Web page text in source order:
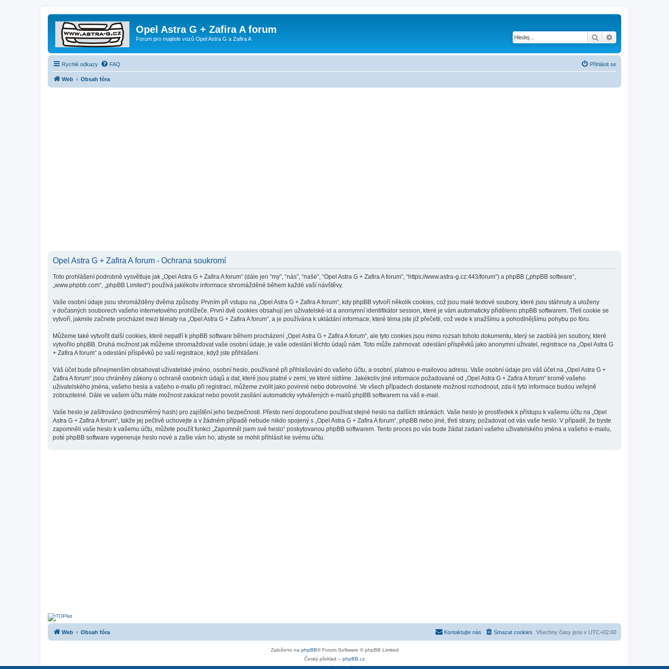
Opel Astra G + Zafira A forum
Forum pro majitele vozů Opel Astra G a Zafira A Hledat
Rychlé odkazy FAQ Přihlásit se
Web Obsah fóra
Opel Astra G + Zafira A forum - Ochrana soukromí
Toto prohlášení podrobně vysvětluje jak „Opel Astra G + Zafira A forum“ (dále jen “my”, “nás”, “naše”, “Opel Astra G + Zafira A forum”, “https://www.astra-g.cz:443/forum”) a phpBB („phpBB software“,
„www.phpbb.com“, „phpBB Limited“) používá jakékoliv informace shromážděné během každé vaší návštěvy.
Vaše osobní údaje jsou shromážděny dvěma způsoby. Prvním při vstupu na „Opel Astra G + Zafira A forum“, kdy phpBB vytvoří několik cookies, což jsou malé textové soubory, které jsou stáhnuty a uloženy
v dočasných souborech vašeho internetového prohlížeče. První dvě cookies obsahují jen uživatelské-id a anonymní identifikátor session, které je vám automaticky přiděleno phpBB softwarem. Třetí cookie se
vytvoří, jakmile začnete procházet mezi tématy na „Opel Astra G + Zafira A forum“, a je používána k ukládání informace, které téma jste již přečetli, což vede k snažšímu a pohodlnějšímu pohybu po fóru.
Můžeme také vytvořit další cookies, které nepatří k phpBB software během procházení „Opel Astra G + Zafira A forum“, ale tyto cookies jsou mimo rozsah tohoto dokumentu, který se zaobírá jen soubory, které
vytvořilo phpBB. Druhá možnost jak můžeme shromažďovat vaše osobní údaje, je vaše odeslání těchto údajů nám. Toto může zahrnovat: odeslání příspěvků jako anonymní uživatel, registrace na „Opel Astra G
+ Zafira A forum“ a odeslání příspěvků po vaší registrace, když jste přihlášeni.
Váš účet bude přinejmenším obsahovat uživatelské jméno, osobní heslo, používané při přihlašování do vašeho účtu, a osobní, platnou e-mailovou adresu. Vaše osobní údaje pro váš účet na „Opel Astra G +
Zafira A forum“ jsou chráněny zákony o ochraně osobních údajů a dat, které jsou platné v zemi, ve které sídlíme. Jakékoliv jiné informace požadované od „Opel Astra G + Zafira A forum“ kromě vašeho
uživatelského jména, vašeho hesla a vašeho e-mailu při registraci, můžeme zvolit jako povinné nebo dobrovolné. Ve všech případech dostanete možnost rozhodnout, zda-li tyto informace budou veřejně
zobrazitelné. Dále ve vašem účtu máte možnost zakázat nebo povolit zasílání automaticky vytvářených e-mailů phpBB softwarem na váš e-mail.
Vaše heslo je zašifrováno (jednosměrný hash) pro zajištění jeho bezpečnosti. Přesto není doporučeno používat stejné heslo na dalších stránkách. Vaše heslo je prostředek k přístupu k vašemu účtu na „Opel
Astra G + Zafira A forum“, takže jej pečlivě uchovejte a v žádném případě nebude nikdo spojený s „Opel Astra G + Zafira A forum“, phpBB nebo jiné, třetí strany, požadovat od vás vaše heslo. V případě, že byste
zapomněli vaše heslo k vašemu účtu, můžete použít funkci „Zapomněl jsem své heslo“ poskytovanou phpBB softwarem. Tento proces po vás bude žádat zadaní vašeho uživatelského jména a vašeho e-mailu,
poté phpBB software vygeneruje heslo nové a zašle vám ho, abyste se mohli přihlásit ke svému účtu.
Web Obsah fóra Všechny časy jsou v UTC+02:00
Smazat cookies
Kontaktujte nás
Založeno na phpBB® Forum Software © phpBB Limited
Český překlad – phpBB.cz
Soukromí|Podmínky